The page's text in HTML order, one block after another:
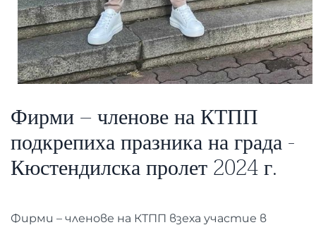
Фирми – членове на КТПП
подкрепиха празника на града -
Кюстендилска пролет 2024 г.
Фирми – членове на КТПП взеха участие в